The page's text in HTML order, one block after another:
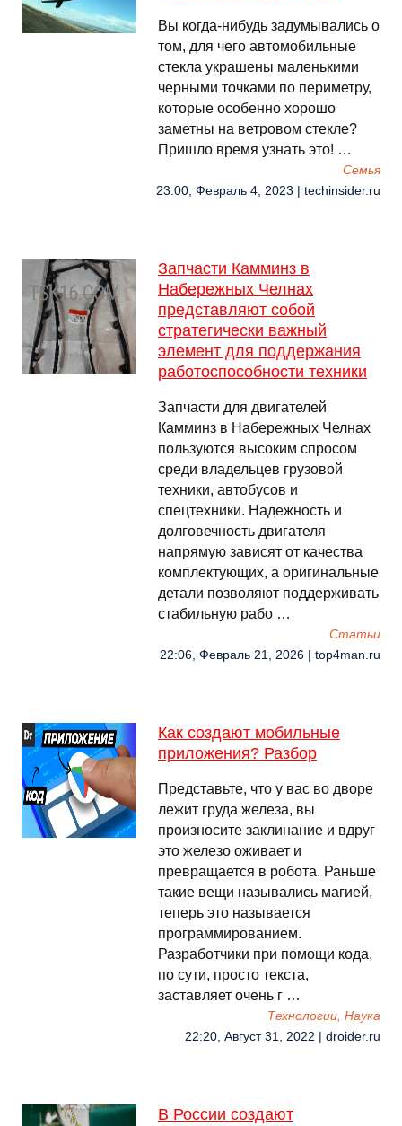
Вы когда-нибудь задумывались о
том, для чего автомобильные
стекла украшены маленькими
черными точками по периметру,
которые особенно хорошо
заметны на ветровом стекле?
Пришло время узнать это! …
Семья
23:00, Февраль 4, 2023 | techinsider.ru
Запчасти Камминз в
Набережных Челнах
представляют собой
стратегически важный
элемент для поддержания
работоспособности техники
Запчасти для двигателей
Камминз в Набережных Челнах
пользуются высоким спросом
среди владельцев грузовой
техники, автобусов и
спецтехники. Надежность и
долговечность двигателя
напрямую зависят от качества
комплектующих, а оригинальные
детали позволяют поддерживать
стабильную рабо …
Cтатьи
22:06, Февраль 21, 2026 | top4man.ru
Как создают мобильные
приложения? Разбор
Представьте, что у вас во дворе
лежит груда железа, вы
произносите заклинание и вдруг
это железо оживает и
превращается в робота. Раньше
такие вещи назывались магией,
теперь это называется
программированием.
Разработчики при помощи кода,
по сути, просто текста,
заставляет очень г …
Технологии, Наука
22:20, Август 31, 2022 | droider.ru
В России создают